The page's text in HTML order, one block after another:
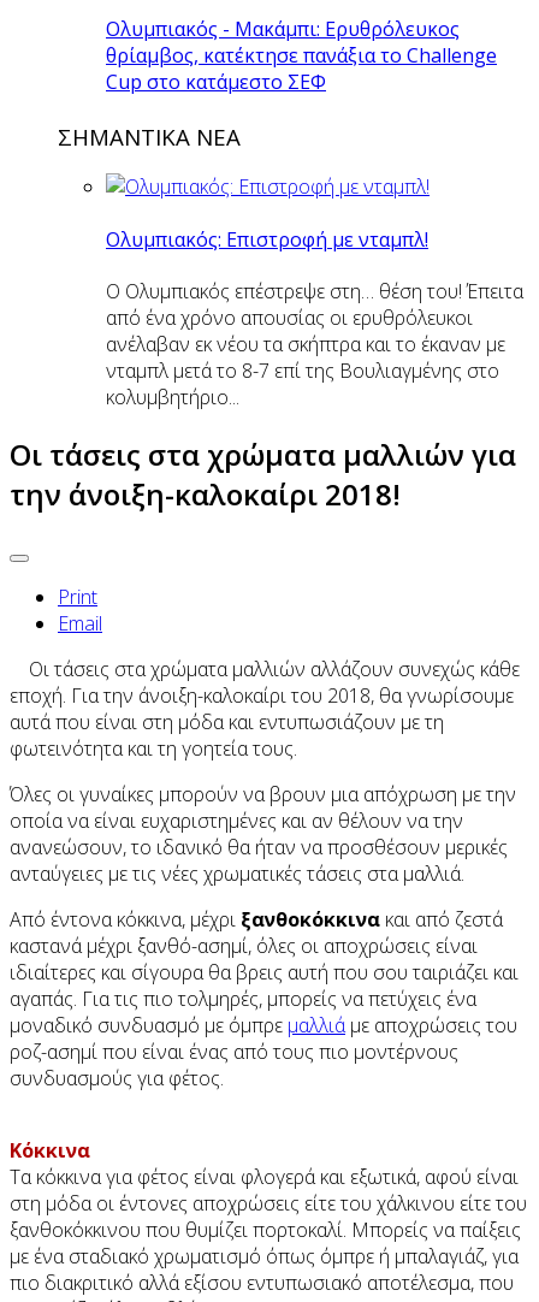
Ολυμπιακός - Μακάμπι: Ερυθρόλευκος
θρίαμβος, κατέκτησε πανάξια το Challenge
Cup στο κατάμεστο ΣΕΦ
ΣΗΜΑΝΤΙΚΑ ΝΕΑ
Oλυμπιακός: Επιστροφή με νταμπλ!
Ο Ολυμπιακός επέστρεψε στη… θέση του! Έπειτα
από ένα χρόνο απουσίας οι ερυθρόλευκοι
ανέλαβαν εκ νέου τα σκήπτρα και το έκαναν με
νταμπλ μετά το 8-7 επί της Βουλιαγμένης στο
κολυμβητήριο...
Οι τάσεις στα χρώματα μαλλιών για
την άνοιξη-καλοκαίρι 2018!
Print
Email
Oι τάσεις στα χρώματα μαλλιών αλλάζουν συνεχώς κάθε
εποχή. Για την άνοιξη-καλοκαίρι του 2018, θα γνωρίσουμε
αυτά που είναι στη μόδα και εντυπωσιάζουν με τη
φωτεινότητα και τη γοητεία τους.
Όλες οι γυναίκες μπορούν να βρουν μια απόχρωση με την
οποία να είναι ευχαριστημένες και αν θέλουν να την
ανανεώσουν, το ιδανικό θα ήταν να προσθέσουν μερικές
ανταύγειες με τις νέες χρωματικές τάσεις στα μαλλιά.
Από έντονα κόκκινα, μέχρι ξανθοκόκκινα και από ζεστά
καστανά μέχρι ξανθό-ασημί, όλες οι αποχρώσεις είναι
ιδιαίτερες και σίγουρα θα βρεις αυτή που σου ταιριάζει και
αγαπάς. Για τις πιο τολμηρές, μπορείς να πετύχεις ένα
μοναδικό συνδυασμό με όμπρε μαλλιάμε αποχρώσεις του
ροζ-ασημί που είναι ένας από τους πιο μοντέρνους
συνδυασμούς για φέτος.
Κόκκινα
Τα κόκκινα για φέτος είναι φλογερά και εξωτικά, αφού είναι
στη μόδα οι έντονες αποχρώσεις είτε του χάλκινου είτε του
ξανθοκόκκινου που θυμίζει πορτοκαλί. Μπορείς να παίξεις
με ένα σταδιακό χρωματισμό όπως όμπρε ή μπαλαγιάζ, για
πιο διακριτικό αλλά εξίσου εντυπωσιακό αποτέλεσμα, που